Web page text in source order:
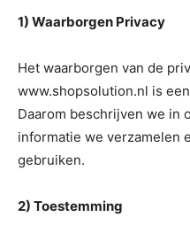
1) Waarborgen Privacy
Het waarborgen van de
www.shopsolution.nl is
Daarom beschrijven we in
informatie we verzamelen
gebruiken.
2) Toestemming